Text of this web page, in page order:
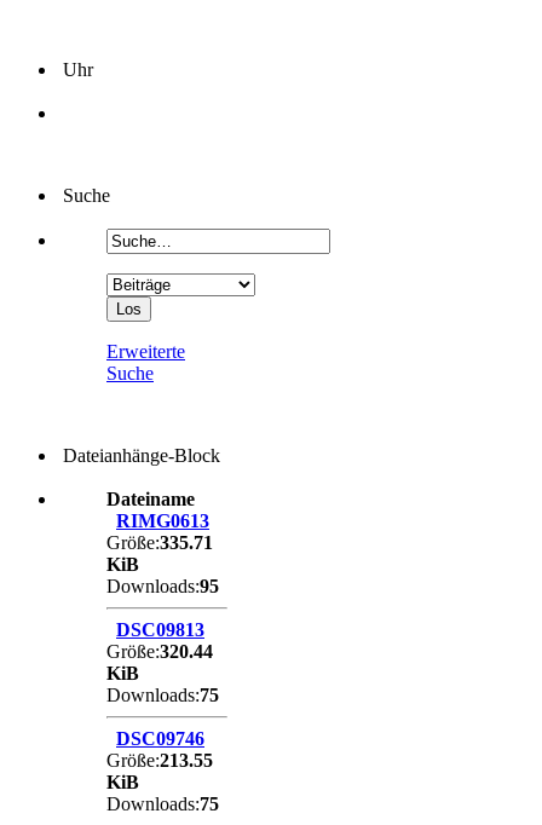
Uhr
Suche
Erweiterte
Suche
Dateianhänge-Block
Dateiname
RIMG0613
Größe:335.71
KiB
Downloads:95
DSC09813
Größe:320.44
KiB
Downloads:75
DSC09746
Größe:213.55
KiB
Downloads:75